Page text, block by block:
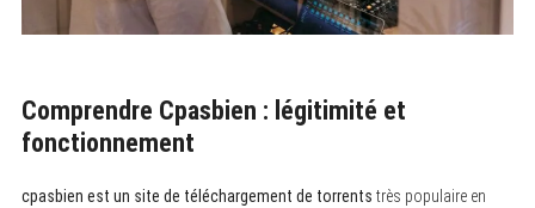
Comprendre Cpasbien : légitimité et
fonctionnement
cpasbien est un site de téléchargement de torrents très populaire en